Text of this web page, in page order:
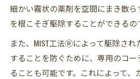
細かい霧状の薬剤を空間にまき散
を根こそぎ駆除することができるの
また、MIST工法Ⓡによって駆除さ
することを防ぐために、専用のコ
ることも可能です。これによって、